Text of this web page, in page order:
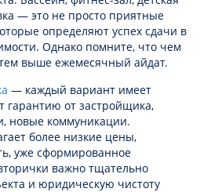
— это не просто приятные
определяют успех сдачи в
Однако помните, что чем
выше ежемесячный айдат.
— каждый вариант имеет
от застройщика,
новые коммуникации.
более низкие цены,
уже сформированное
важно тщательно
и юридическую чистоту